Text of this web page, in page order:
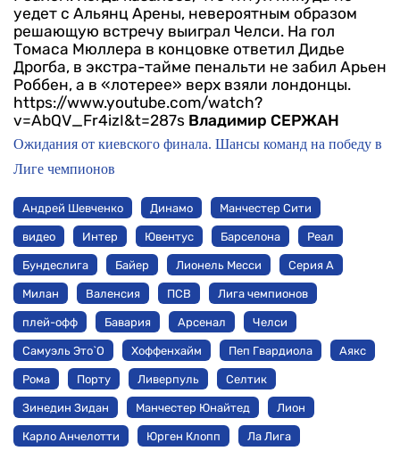
уедет с Альянц Арены, невероятным образом
решающую встречу выиграл Челси. На гол
Томаса Мюллера в концовке ответил Дидье
Дрогба, в экстра-тайме пенальти не забил Арьен
Роббен, а в «лотерее» верх взяли лондонцы.
https://www.youtube.com/watch?
v=AbQV_Fr4izI&t=287s Владимир СЕРЖАН
Ожидания от киевского финала. Шансы команд на победу в
Лиге чемпионов
Андрей Шевченко Динамо Манчестер Сити
видео Интер Ювентус Барселона Реал
Бундеслига Байер Лионель Месси Серия А
Милан Валенсия ПСВ Лига чемпионов
плей-офф Бавария Арсенал Челси
Самуэль Это`О Хоффенхайм Пеп Гвардиола Аякс
Рома Порту Ливерпуль Селтик
Зинедин Зидан Манчестер Юнайтед Лион
Карло Анчелотти Юрген Клопп Ла Лига